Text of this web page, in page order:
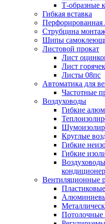
Т-образные
Гибкая вставка
Перфорированная
Струбцина
Шипы
Листовой прокат
Лист
Лист
Листы 08пс
Автоматика для
Частотные
Воздуховоды
Гибкие
Круглые
Гибкие
Гибкие
Вентиляционные
Потолочные